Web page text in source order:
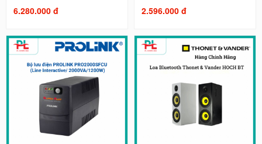
6.280.000 đ 2.596.000 đ